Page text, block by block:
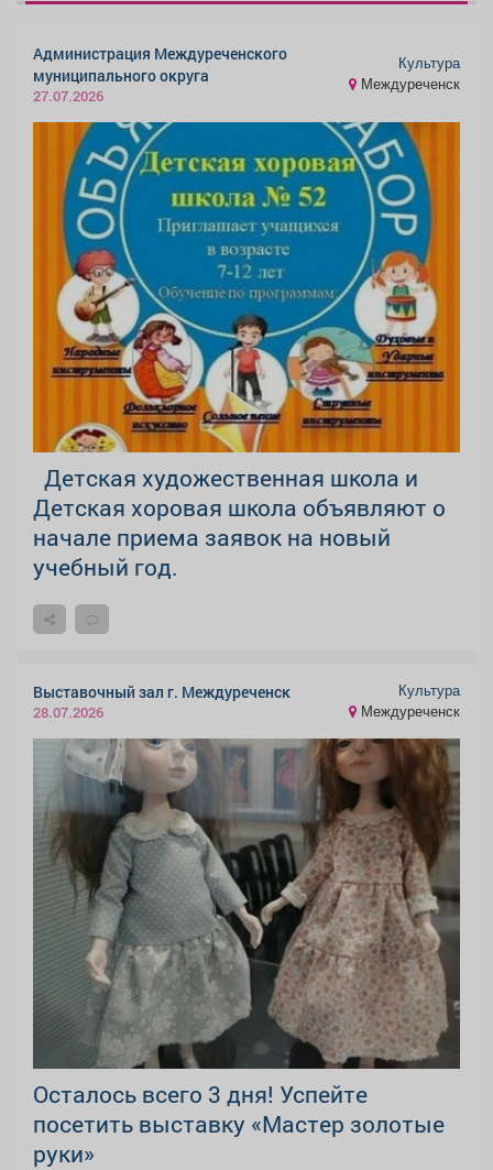
Администрация Междуреченского
муниципального округа
27.07.2026
Культура
Междуреченск
Детская художественная школа и
Детская хоровая школа объявляют о
начале приема заявок на новый
учебный год.
Выставочный зал г. Междуреченск
28.07.2026
Культура
Междуреченск
Осталось всего 3 дня! Успейте
посетить выставку «Мастер золотые
руки»